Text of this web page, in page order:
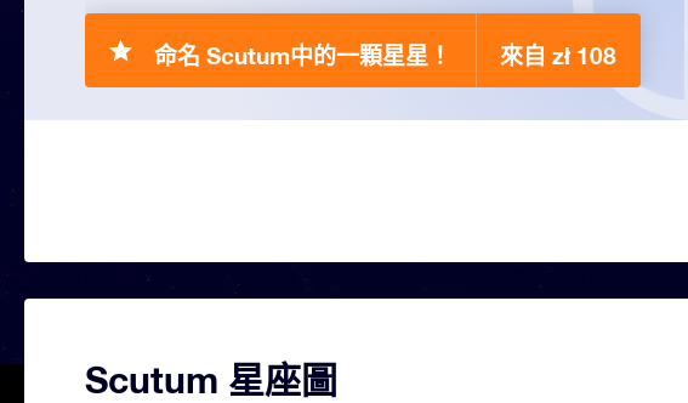
命名 Scutum中的一顆星星！ 來自 zł 108
Scutum 星座圖